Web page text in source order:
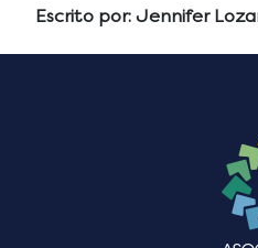
Escrito por: Jennifer